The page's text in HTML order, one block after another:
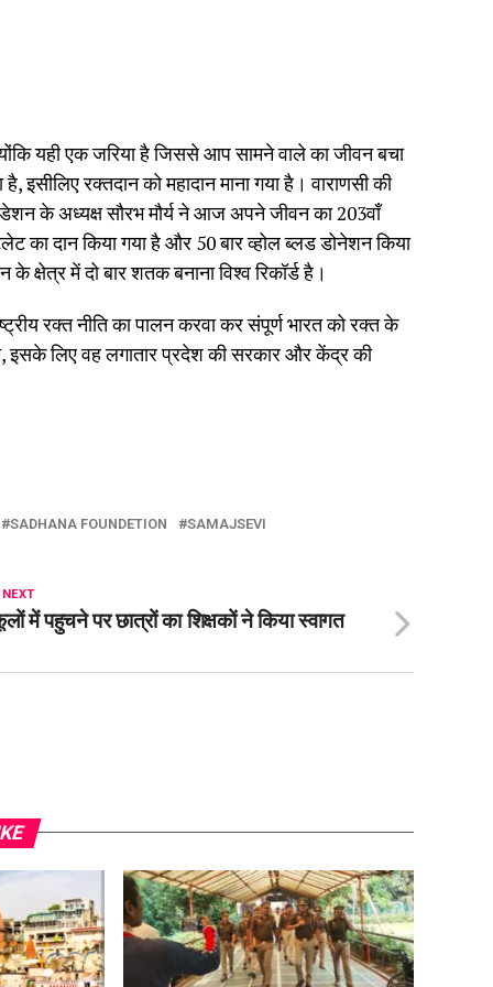
यही एक जरिया है जिससे आप सामने वाले का जीवन बचा
रक्तदान को महादान माना गया है। वाराणसी की
के अध्यक्ष सौरभ मौर्य ने आज अपने जीवन का 203वाँ
का दान किया गया है और 50 बार व्होल ब्लड डोनेशन किया
क्षेत्र में दो बार शतक बनाना विश्व रिकॉर्ड है।
रक्त नीति का पालन करवा कर संपूर्ण भारत को रक्त के
लिए वह लगातार प्रदेश की सरकार और केंद्र की
SADHANA FOUNDETION
SAMAJSEVI
NEXT
में पहुचने पर छात्रों का शिक्षकों ने किया स्वागत